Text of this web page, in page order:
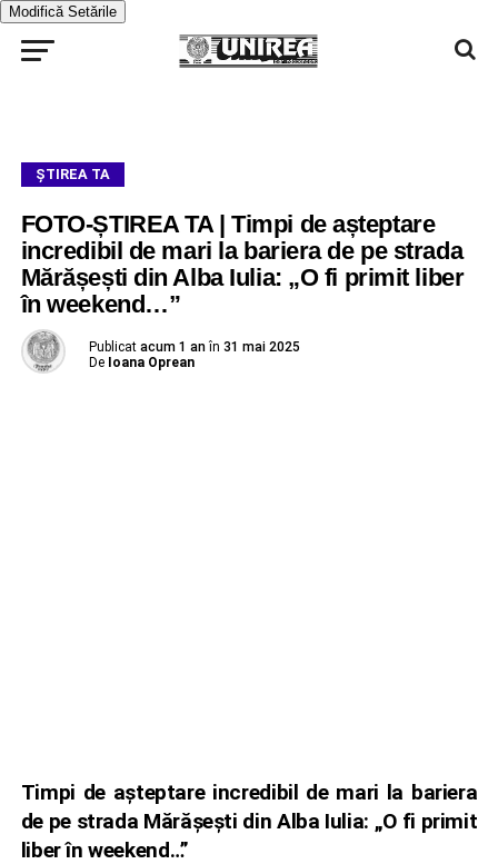
Modifică Setările
ŞTIREA TA
FOTO-ȘTIREA TA | Timpi de așteptare
incredibil de mari la bariera de pe strada
Mărășești din Alba Iulia: „O fi primit liber
în weekend…”
Publicat acum 1 an în 31 mai 2025
De Ioana Oprean
Timpi de așteptare incredibil de mari la bariera
de pe strada Mărășești din Alba Iulia: „O fi primit
liber în weekend…”